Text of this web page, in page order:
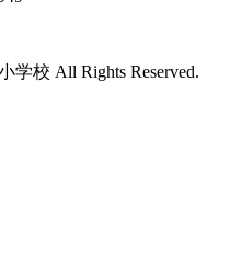
学校 All Rights Reserved.